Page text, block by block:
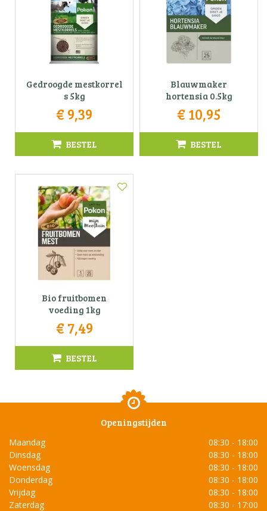
Gedroogde mestkorrel
s 5kg
€ 9,39
BESTEL
Blauwmaker
hortensia 0.5kg
€ 10,95
BESTEL
Bio fruitbomen
voeding 1kg
€ 7,49
BESTEL
Openingstijden
Maandag
08:30 - 18:00
Dinsdag
08:30 - 18:00
Woensdag
08:30 - 18:00
Donderdag
08:30 - 18:00
Vrijdag
08:30 - 18:00
Zaterdag
08:30 - 17:00